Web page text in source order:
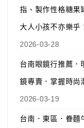
指、製作性格糖果
大人小孩不亦樂乎
2026-03-28
台南眼鏡行推薦．
鏡專賣．掌握時尚
2026-03-19
台南．東區．眷麵